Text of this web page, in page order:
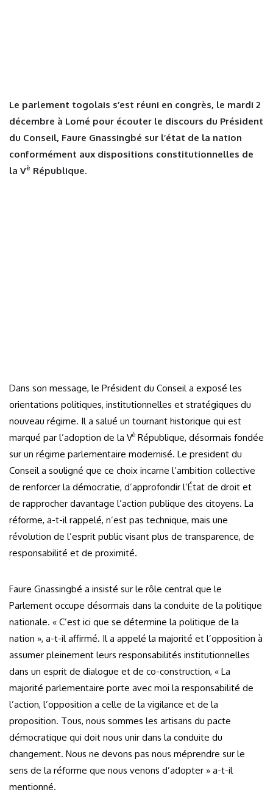
Le parlement togolais s’est réuni en congrès, le mardi 2
décembre à Lomé pour écouter le discours du Président
du Conseil, Faure Gnassingbé sur l’état de la nation
conformément aux dispositions constitutionnelles de
la Vè République.
Dans son message, le Président du Conseil a exposé les
orientations politiques, institutionnelles et stratégiques du
nouveau régime. Il a salué un tournant historique qui est
marqué par l’adoption de la Vè République, désormais fondée
sur un régime parlementaire modernisé. Le president du
Conseil a souligné que ce choix incarne l’ambition collective
de renforcer la démocratie, d’approfondir l’État de droit et
de rapprocher davantage l’action publique des citoyens. La
réforme, a-t-il rappelé, n’est pas technique, mais une
révolution de l’esprit public visant plus de transparence, de
responsabilité et de proximité.
Faure Gnassingbé a insisté sur le rôle central que le
Parlement occupe désormais dans la conduite de la politique
nationale. « C’est ici que se détermine la politique de la
nation », a-t-il affirmé. Il a appelé la majorité et l’opposition à
assumer pleinement leurs responsabilités institutionnelles
dans un esprit de dialogue et de co-construction, « La
majorité parlementaire porte avec moi la responsabilité de
l’action, l’opposition a celle de la vigilance et de la
proposition. Tous, nous sommes les artisans du pacte
démocratique qui doit nous unir dans la conduite du
changement. Nous ne devons pas nous méprendre sur le
sens de la réforme que nous venons d’adopter » a-t-il
mentionné.